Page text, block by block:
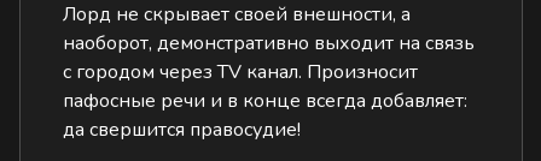
Лорд не скрывает своей внешности, а
наоборот, демонстративно выходит на связь
с городом через TV канал. Произносит
пафосные речи и в конце всегда добавляет:
да свершится правосудие!